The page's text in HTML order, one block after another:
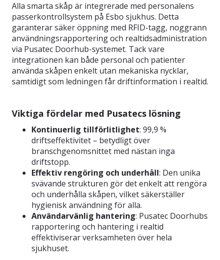
Alla smarta skåp är integrerade med personalens
passerkontrollsystem på Esbo sjukhus. Detta
garanterar säker öppning med RFID-tagg, noggrann
användningsrapportering och realtidsadministration
via Pusatec Doorhub-systemet. Tack vare
integrationen kan både personal och patienter
använda skåpen enkelt utan mekaniska nycklar,
samtidigt som ledningen får driftinformation i realtid.
Viktiga fördelar med Pusatecs lösning
Kontinuerlig tillförlitlighet: 99,9 %
driftseffektivitet – betydligt över
branschgenomsnittet med nästan inga
driftstopp.
Effektiv rengöring och underhåll: Den unika
svävande strukturen gör det enkelt att rengöra
och underhålla skåpen, vilket säkerställer
hygienisk användning för alla.
Användarvänlig hantering: Pusatec Doorhubs
rapportering och hantering i realtid
effektiviserar verksamheten över hela
sjukhuset.